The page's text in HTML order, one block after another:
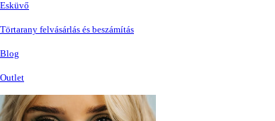
Esküvő
Törtarany felvásárlás és beszámítás
Blog
Outlet